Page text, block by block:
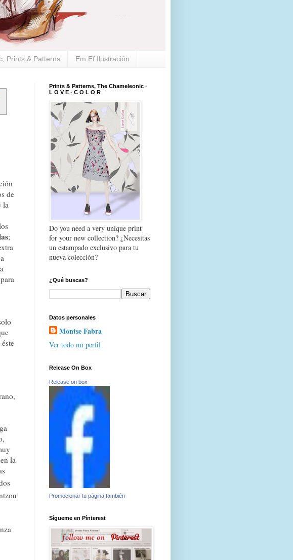
Prints & Patterns Em Ef Ilustración
de
la
;
la
Prints & Patterns, The Chameleonic ·
L O V E · C O L O R
Do you need a very unique print
for your new collection? ¿Necesitas
un estampado exclusivo para tu
nueva colección?
¿Qué buscas?
Datos personales
Montse Fabra
Ver todo mi perfil
Release On Box
Release on box
Promocionar tu página también
Sígueme en Pínterest